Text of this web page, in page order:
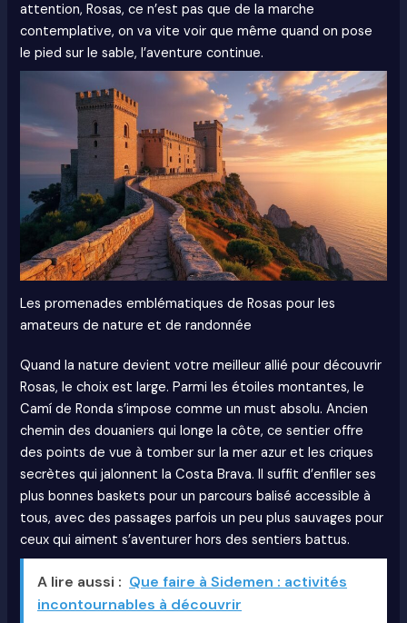
attention, Rosas, ce n’est pas que de la marche
contemplative, on va vite voir que même quand on pose
le pied sur le sable, l’aventure continue.
Les promenades emblématiques de Rosas pour les
amateurs de nature et de randonnée
Quand la nature devient votre meilleur allié pour découvrir
Rosas, le choix est large. Parmi les étoiles montantes, le
Camí de Ronda s’impose comme un must absolu. Ancien
chemin des douaniers qui longe la côte, ce sentier offre
des points de vue à tomber sur la mer azur et les criques
secrètes qui jalonnent la Costa Brava. Il suffit d’enfiler ses
plus bonnes baskets pour un parcours balisé accessible à
tous, avec des passages parfois un peu plus sauvages pour
ceux qui aiment s’aventurer hors des sentiers battus.
A lire aussi : Que faire à Sidemen : activités
incontournables à découvrir